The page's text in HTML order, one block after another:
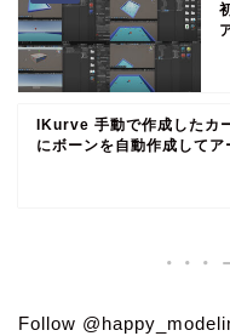
IKurve 手動で作成したカ
にボーンを自動作成してア
Follow